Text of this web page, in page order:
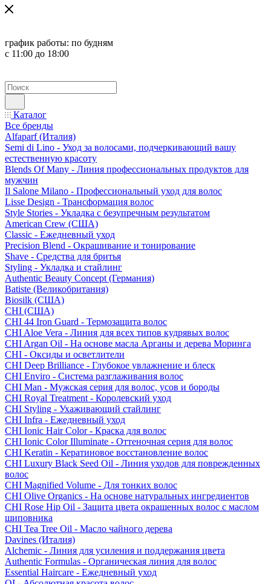
график работы: по будням
с 11:00 до 18:00
Каталог
Все бренды
Alfaparf (Италия)
Semi di Lino - Уход за волосами, подчеркивающий вашу
естественную красоту
Blends Of Many - Линия профессиональных продуктов для
мужчин
Il Salone Milano - Профессиональный уход для волос
Lisse Design - Трансформация волос
Style Stories - Укладка с безупречным результатом
American Crew (США)
Classic - Ежедневный уход
Precision Blend - Окрашивание и тонирование
Shave - Средства для бритья
Styling - Укладка и стайлинг
Authentic Beauty Concept (Германия)
Batiste (Великобритания)
Biosilk (США)
CHI (США)
CHI 44 Iron Guard - Термозащита волос
CHI Aloe Vera - Линия для всех типов кудрявых волос
CHI Argan Oil - На основе масла Арганы и дерева Моринга
CHI - Оксиды и осветлители
CHI Deep Brilliance - Глубокое увлажнение и блеск
CHI Enviro - Система разглаживания волос
CHI Man - Мужская серия для волос, усов и бороды
CHI Royal Treatment - Королевский уход
CHI Styling - Ухаживающий стайлинг
CHI Infra - Ежедневный уход
CHI Ionic Hair Color - Краска для волос
CHI Ionic Color Illuminate - Оттеночная серия для волос
CHI Keratin - Кератиновое восстановление волос
CHI Luxury Black Seed Oil - Линия уходов для поврежденных
волос
CHI Magnified Volume - Для тонких волос
CHI Olive Organics - На основе натуральных ингредиентов
CHI Rose Hip Oil - Защита цвета окрашенных волос с маслом
шиповника
CHI Tea Tree Oil - Масло чайного дерева
Davines (Италия)
Alchemic - Линия для усиления и поддержания цвета
Authentic Formulas - Органическая линия для волос
Essential Haircare - Eжедневный уход